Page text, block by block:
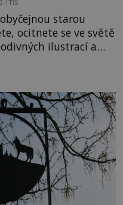
3.1TIS
starou
ocitnete se ve světě
ilustrací a
vzdoruje všem
kodex patří mezi
kdy vznikl ani co